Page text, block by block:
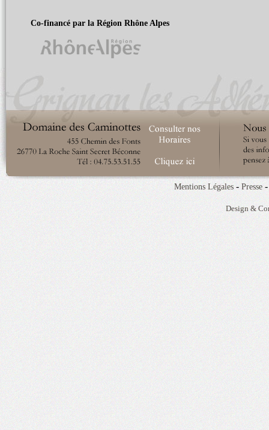
Co-financé par la Région Rhône Alpes
Mentions Légales - Presse
Design &